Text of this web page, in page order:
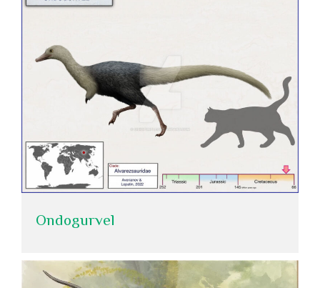
Ondogurvel